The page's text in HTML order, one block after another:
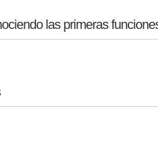
las primeras